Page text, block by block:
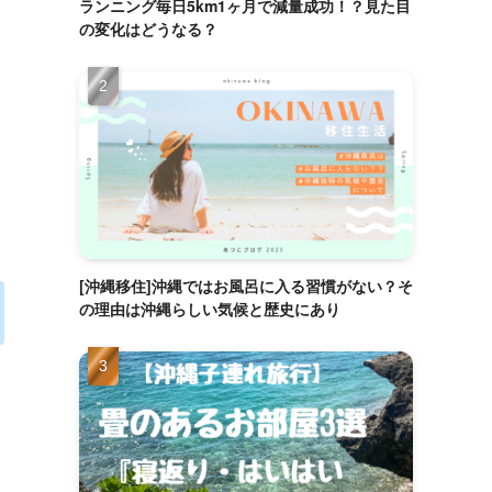
ランニング毎日5km1ヶ月で減量成功！？見た目
の変化はどうなる？
[沖縄移住]沖縄ではお風呂に入る習慣がない？そ
の理由は沖縄らしい気候と歴史にあり